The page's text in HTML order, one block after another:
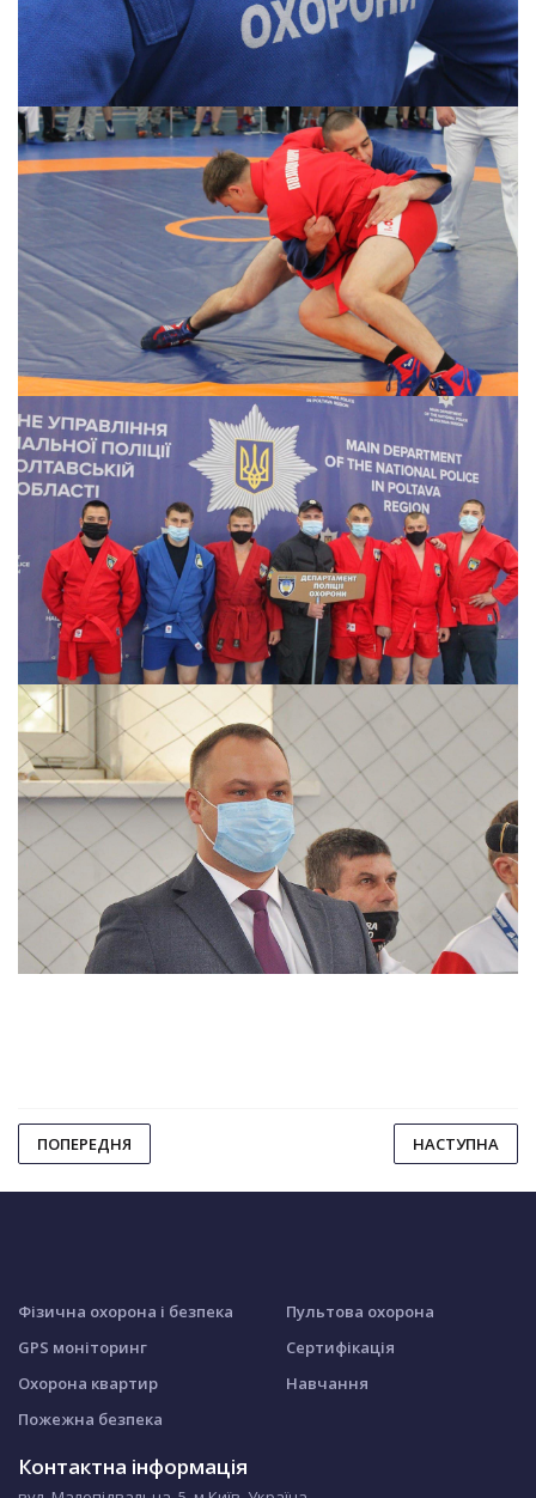
ПОПЕРЕДНЯ НАСТУПНА
Фізична охорона і безпека
GPS моніторинг
Охорона квартир
Пожежна безпека
Пультова охорона
Сертифікація
Навчання
Контактна інформація